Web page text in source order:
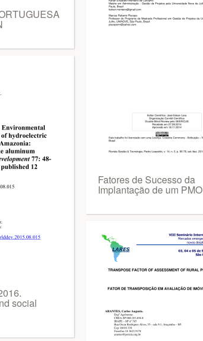
social
Fatores de Sucesso da
Implantação de um PMO